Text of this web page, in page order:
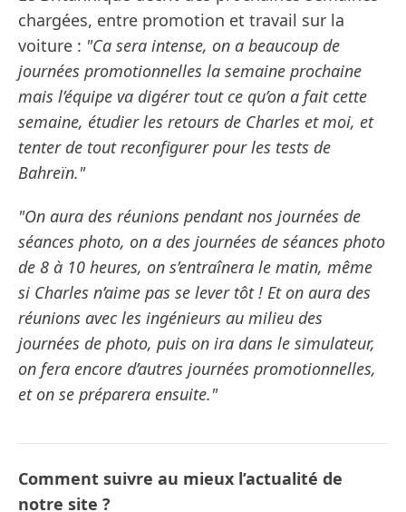
chargées, entre promotion et travail sur la
voiture : "Ca sera intense, on a beaucoup de
journées promotionnelles la semaine prochaine
mais l’équipe va digérer tout ce qu’on a fait cette
semaine, étudier les retours de Charles et moi, et
tenter de tout reconfigurer pour les tests de
Bahreïn."
"On aura des réunions pendant nos journées de
séances photo, on a des journées de séances photo
de 8 à 10 heures, on s’entraînera le matin, même
si Charles n’aime pas se lever tôt ! Et on aura des
réunions avec les ingénieurs au milieu des
journées de photo, puis on ira dans le simulateur,
on fera encore d’autres journées promotionnelles,
et on se préparera ensuite."
Comment suivre au mieux l’actualité de
notre site ?